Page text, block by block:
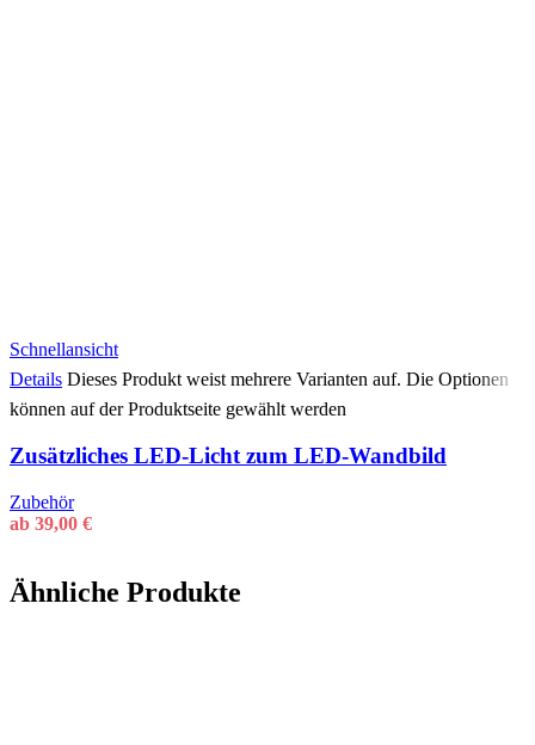
Schnellansicht
Details Dieses Produkt weist mehrere Varianten auf. Die Optionen
können auf der Produktseite gewählt werden
Zusätzliches LED-Licht zum LED-Wandbild
Zubehör
ab 39,00 €
Ähnliche Produkte